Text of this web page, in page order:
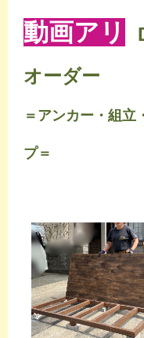
動画アリ
オーダー
＝アンカー・組立
プ＝